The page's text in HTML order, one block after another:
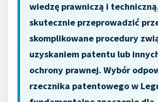
wiedzę prawniczą i
skutecznie przeprowadzić
skomplikowane procedury
uzyskaniem patentu lub
ochrony prawnej. Wybór
rzecznika patentowego w